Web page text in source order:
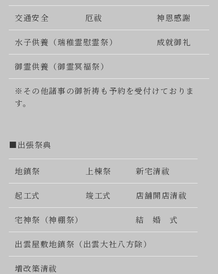
交通安全 厄祓 神恩感謝
水子供養（瑞稚霊慰霊祭） 成就御礼
御霊供養（御霊冥福祭）
※その他諸事の御祈祷も予約を受付けておりま
す。
■出張祭典
地鎮祭 上棟祭 新宅清祓
起工式 竣工式 店舗開店清祓
宅神祭（神棚祭） 結 婚 式
出雲屋敷地鎮祭（出雲大社八方除）
増改築清祓